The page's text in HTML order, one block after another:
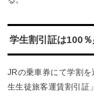
学生割引証は100％
JRの乗車券にて学割
生生徒旅客運賃割引証